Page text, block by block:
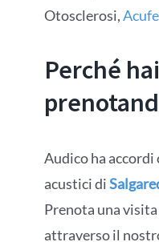
Otosclerosi,
Perché
Audico ha
acustici di
Prenota una
attraverso il